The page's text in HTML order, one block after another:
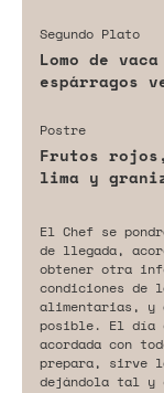
Segundo Plato
Lomo de
espárragos
Postre
Frutos
lima y
El Chef se
de llegada,
obtener otra
condiciones de
alimentarias, y
posible. El día
acordada con
prepara, sirve
dejándola tal y